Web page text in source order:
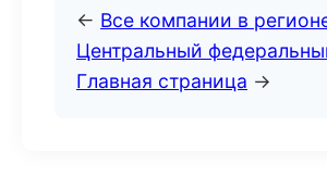
← Все компании в
Центральный
Главная страница →